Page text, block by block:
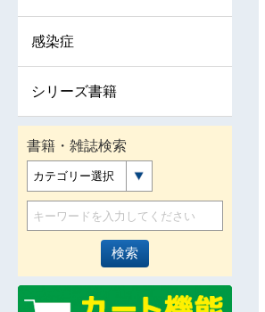
感染症
シリーズ書籍
書籍・雑誌検索
カテゴリー選択